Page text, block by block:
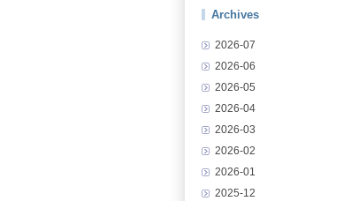
Archives
2026-07
2026-06
2026-05
2026-04
2026-03
2026-02
2026-01
2025-12